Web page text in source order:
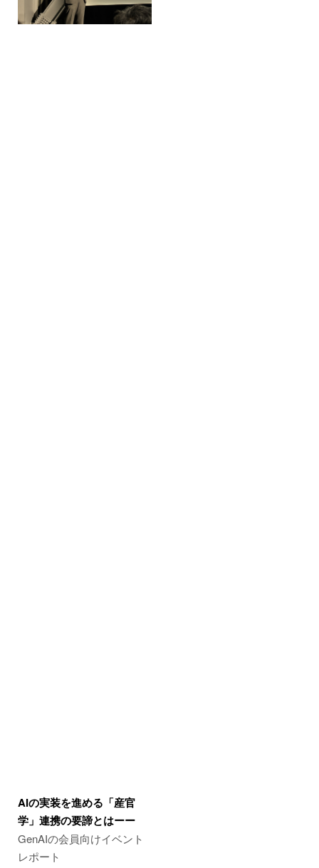
AIの実装を進める「産官
学」連携の要諦とはーー
GenAIの会員向けイベント
レポート